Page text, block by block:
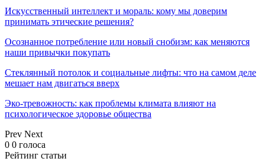
Искусственный интеллект и мораль: кому мы доверим
принимать этические решения?
Осознанное потребление или новый снобизм: как меняются
наши привычки покупать
Стеклянный потолок и социальные лифты: что на самом деле
мешает нам двигаться вверх
Эко-тревожность: как проблемы климата влияют на
психологическое здоровье общества
Prev Next
0 0 голоса
Рейтинг статьи